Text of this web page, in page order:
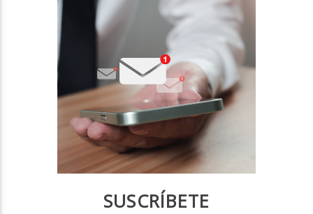
SUSCRÍBETE